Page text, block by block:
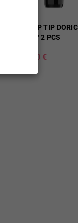
DRIP TIP DORIC
GALAXY 2 PCS
2,90 €